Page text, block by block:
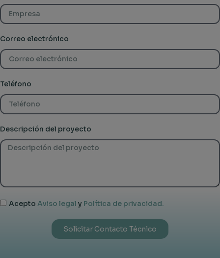
Correo electrónico
Teléfono
Descripción del proyecto
Acepto Aviso legal y Política de privacidad.
Solicitar Contacto Técnico